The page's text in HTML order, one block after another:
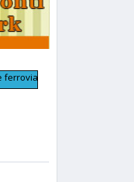
tornata regolare in